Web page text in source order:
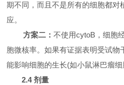
期不同，而且不是所有的细胞都对
应。
方案二： 不使用cytoB ，细胞
胞微核率。如果有证据表明受试物
能影响细胞的生长(如小鼠淋巴瘤
2.4剂量